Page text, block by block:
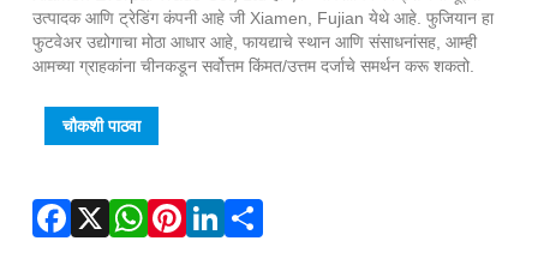
उत्पादक आणि ट्रेडिंग कंपनी आहे जी Xiamen, Fujian येथे आहे. फुजियान हा
फुटवेअर उद्योगाचा मोठा आधार आहे, फायद्याचे स्थान आणि संसाधनांसह, आम्ही
आमच्या ग्राहकांना चीनकडून सर्वोत्तम किंमत/उत्तम दर्जाचे समर्थन करू शकतो.
चौकशी पाठवा